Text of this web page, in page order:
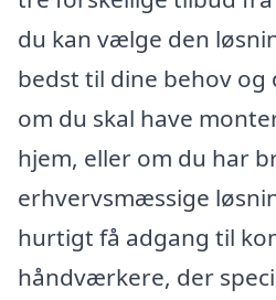
du kan vælge den
bedst til dine behov
om du skal have
hjem, eller om du har
erhvervsmæssige
hurtigt få adgang til
håndværkere, der